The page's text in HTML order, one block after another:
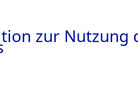
zur Nutzung